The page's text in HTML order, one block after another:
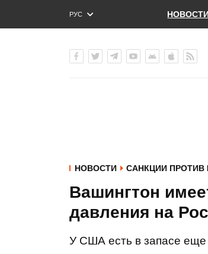
РУС
ENG
НОВОСТИ САНКЦИИ ПРОТИВ
Вашингтон
давления на
У США есть в запасе еще